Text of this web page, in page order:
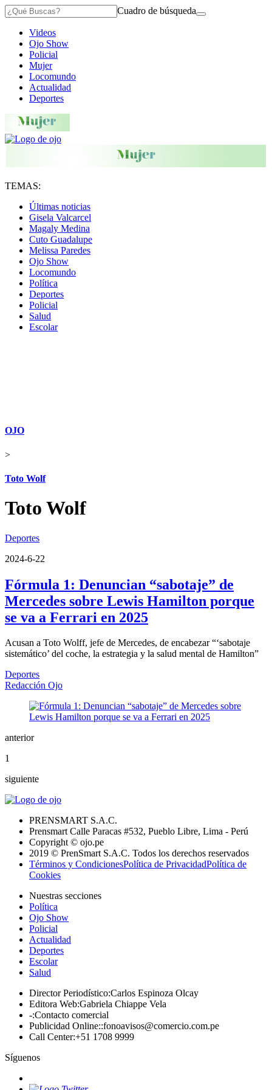
Cuadro de búsqueda
Videos
Ojo Show
Policial
Mujer
Locomundo
Actualidad
Deportes
TEMAS:
Últimas noticias
Gisela Valcarcel
Magaly Medina
Cuto Guadalupe
Melissa Paredes
Ojo Show
Locomundo
Política
Deportes
Policial
Salud
Escolar
OJO
>
Toto Wolf
Toto Wolf
Deportes
2024-6-22
Fórmula 1: Denuncian “sabotaje” de
Mercedes sobre Lewis Hamilton porque
se va a Ferrari en 2025
Acusan a Toto Wolff, jefe de Mercedes, de encabezar “‘sabotaje
sistemático’ del coche, la estrategia y la salud mental de Hamilton”
Deportes
Redacción Ojo
anterior
1
siguiente
PRENSMART S.A.C.
Prensmart Calle Paracas #532, Pueblo Libre, Lima - Perú
Copyright © ojo.pe
2019 © PrenSmart S.A.C. Todos los derechos reservados
Términos y CondicionesPolítica de PrivacidadPolítica de
Cookies
Nuestras secciones
Política
Ojo Show
Policial
Actualidad
Deportes
Escolar
Salud
Director Periodístico:Carlos Espinoza Olcay
Editora Web:Gabriela Chiappe Vela
-:Contacto comercial
Publicidad Online::fonoavisos@comercio.com.pe
Call Center:+51 1708 9999
Síguenos